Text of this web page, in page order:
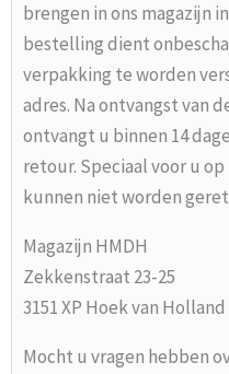
brengen in ons magazijn
bestelling dient
verpakking te worden
adres. Na ontvangst van
ontvangt u binnen 14
retour. Speciaal voor u
kunnen niet worden
Magazijn HMDH
Zekkenstraat 23-25
3151 XP Hoek van Holland
Mocht u vragen hebben